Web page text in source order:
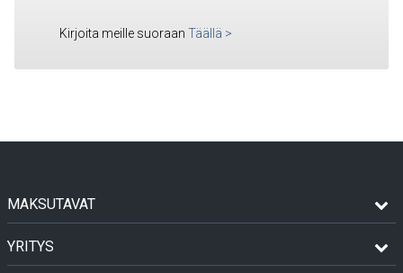
Kirjoita meille suoraan Täällä >
MAKSUTAVAT
YRITYS